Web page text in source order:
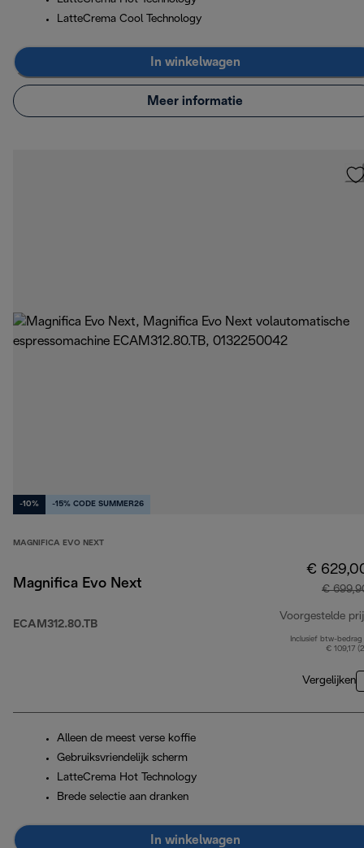
LatteCrema Cool Technology
In winkelwagen
Meer informatie
-10% -15% CODE SUMMER26
MAGNIFICA EVO NEXT
Magnifica Evo Next
ECAM312.80.TB
€
€
Voorgestelde
Inclusief btw-bedrag
€ 109,17
Vergelijken
Alleen de meest verse koffie
Gebruiksvriendelijk scherm
LatteCrema Hot Technology
Brede selectie aan dranken
In winkelwagen